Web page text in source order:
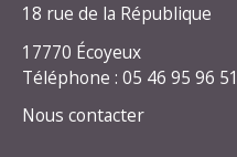
18 rue de la République
17770 Écoyeux
Téléphone : 05 46 95 96 51
Nous contacter